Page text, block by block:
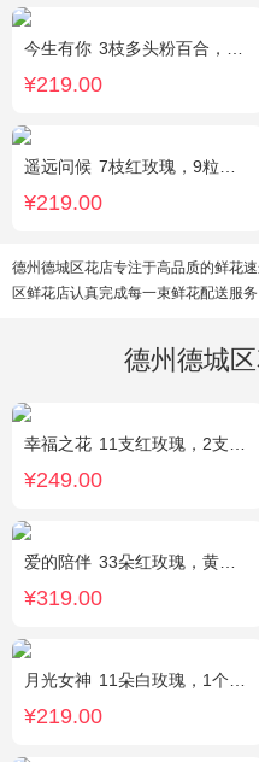
今生有你 3枝多头粉百合，5枝红玫瑰，点缀情人草叶材作成精美的 花瓶花插
¥219.00
遥远问候 7枝红玫瑰，9粒巧克力，2只可爱小熊，满天星、绿叶周围点缀；巧克力选择高端品牌（德芙、金莎、费列罗等），具体以当地市场为准，小熊以实物为准。
¥219.00
德州德城区花店专注于高品质的鲜花
区鲜花店认真完成每一束鲜花配送服务
德州德城
幸福之花 11支红玫瑰，2支多头白香水百合，配草
¥249.00
爱的陪伴 33朵红玫瑰，黄莺间插点缀，白色满天星外围点缀搭配
¥319.00
月光女神 11朵白玫瑰，1个蓝色绣球，桔梗搭配
¥219.00